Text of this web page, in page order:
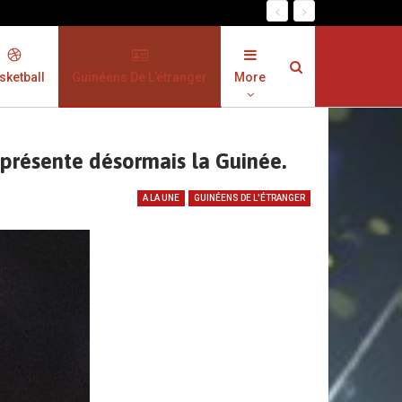
Guinéens De L’étranger More
désormais la Guinée.
A LA UNE GUINÉENS DE L'ÉTRANGER